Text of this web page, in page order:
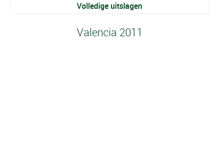
Volledige uitslagen
Valencia 2011